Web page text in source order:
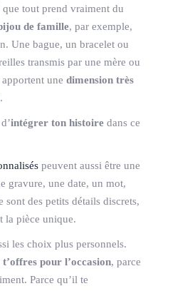
que tout prend vraiment du
de famille, par exemple,
Une bague, un bracelet ou
transmis par une mère ou
une dimension très
.
intégrer ton histoire dans ce
peuvent aussi être une
gravure, une date, un mot,
des petits détails discrets,
la pièce unique.
les choix plus personnels.
pour l’occasion, parce
Parce qu’il te